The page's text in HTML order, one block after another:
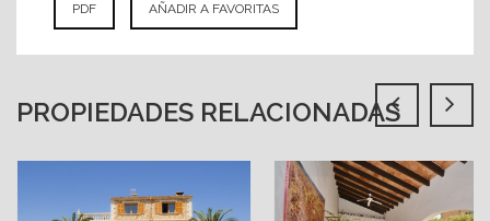
PDF AÑADIR A FAVORITAS
PROPIEDADES RELACIONADAS